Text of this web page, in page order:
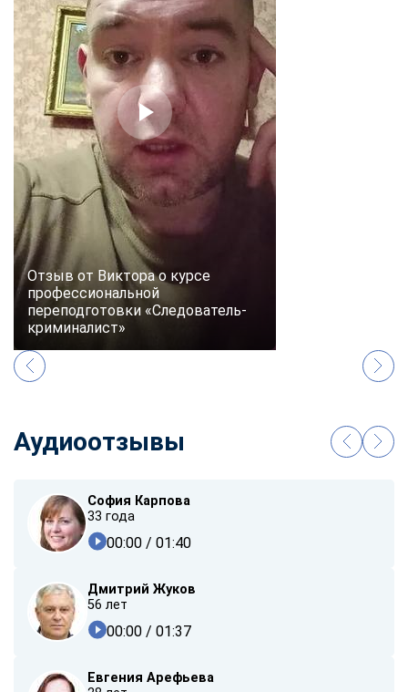
Отзыв от Виктора о курсе
профессиональной
переподготовки «Следователь-
криминалист»
Аудиоотзывы
София Карпова
33 года
00:00 / 01:40
Дмитрий Жуков
56 лет
00:00 / 01:37
Евгения Арефьева